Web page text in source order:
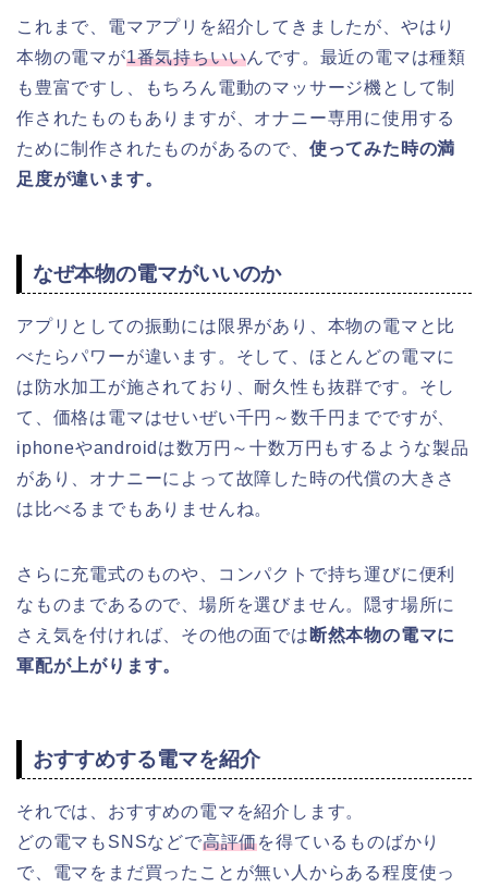
これまで、電マアプリを紹介してきましたが、やはり
本物の電マが1番気持ちいいんです。最近の電マは種類
も豊富ですし、もちろん電動のマッサージ機として制
作されたものもありますが、オナニー専用に使用する
ために制作されたものがあるので、 使ってみた時の満
足度が違います。
なぜ本物の電マがいいのか
アプリとしての振動には限界があり、本物の電マと比
べたらパワーが違います。そして、ほとんどの電マに
は防水加工が施されており、耐久性も抜群です。そし
て、価格は電マはせいぜい千円～数千円までですが、
iphoneやandroidは数万円～十数万円もするような製品
があり、オナニーによって故障した時の代償の大きさ
は比べるまでもありませんね。
さらに充電式のものや、コンパクトで持ち運びに便利
なものまであるので、場所を選びません。隠す場所に
さえ気を付ければ、その他の面では 断然本物の電マに
軍配が上がります。
おすすめする電マを紹介
それでは、おすすめの電マを紹介します。
どの電マもSNSなどで高評価を得ているものばかり
で、電マをまだ買ったことが無い人からある程度使っ